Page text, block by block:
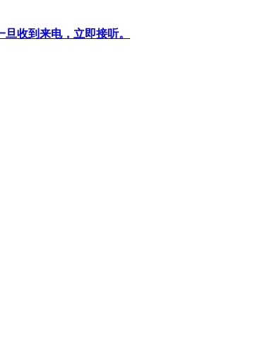
收到来电，立即接听。